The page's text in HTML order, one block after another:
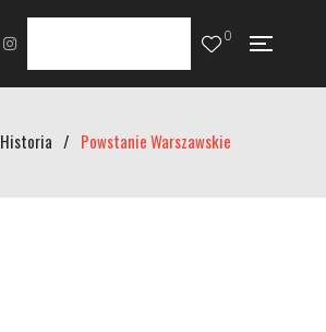
0
Historia / Powstanie Warszawskie